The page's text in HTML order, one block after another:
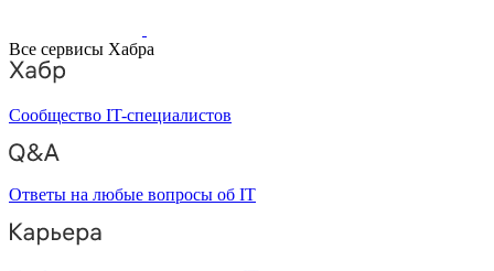
Все сервисы Хабра
Сообщество IT-специалистов
Ответы на любые вопросы об IT